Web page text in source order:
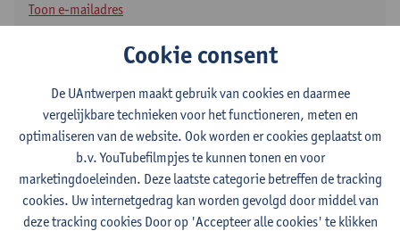
Toon e-mailadres
Middelheimlaan 1
2020 Antwerpen, BEL
Volgen op
LinkedIn
Cookie consent
De UAntwerpen maakt gebruik van cookies en daarmee
vergelijkbare technieken voor het functioneren, meten en
optimaliseren van de website. Ook worden er cookies geplaatst om
b.v. YouTubefilmpjes te kunnen tonen en voor
marketingdoeleinden. Deze laatste categorie betreffen de tracking
cookies. Uw internetgedrag kan worden gevolgd door middel van
deze tracking cookies Door op 'Accepteer alle cookies' te klikken